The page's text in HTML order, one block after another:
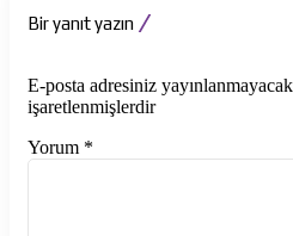
Bir yanıt yazın
E-posta adresiniz
işaretlenmişlerdir
Yorum *